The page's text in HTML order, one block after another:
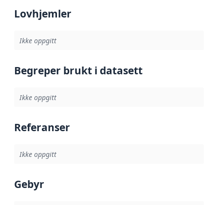
Lovhjemler
Ikke oppgitt
Begreper brukt i datasett
Ikke oppgitt
Referanser
Ikke oppgitt
Gebyr